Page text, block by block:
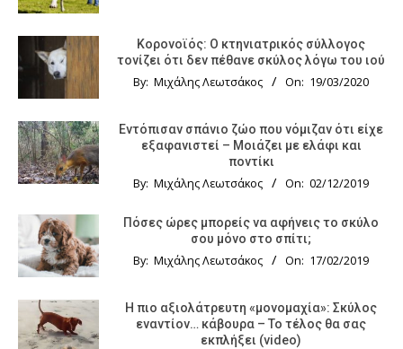
Κορονοϊός: Ο κτηνιατρικός σύλλογος
τονίζει ότι δεν πέθανε σκύλος λόγω του ιού
By: Μιχάλης Λεωτσάκος On: 19/03/2020
Εντόπισαν σπάνιο ζώο που νόμιζαν ότι είχε
εξαφανιστεί – Μοιάζει με ελάφι και
ποντίκι
By: Μιχάλης Λεωτσάκος On: 02/12/2019
Πόσες ώρες μπορείς να αφήνεις το σκύλο
σου μόνο στο σπίτι;
By: Μιχάλης Λεωτσάκος On: 17/02/2019
Η πιο αξιολάτρευτη «μονομαχία»: Σκύλος
εναντίον… κάβουρα – Το τέλος θα σας
εκπλήξει (video)